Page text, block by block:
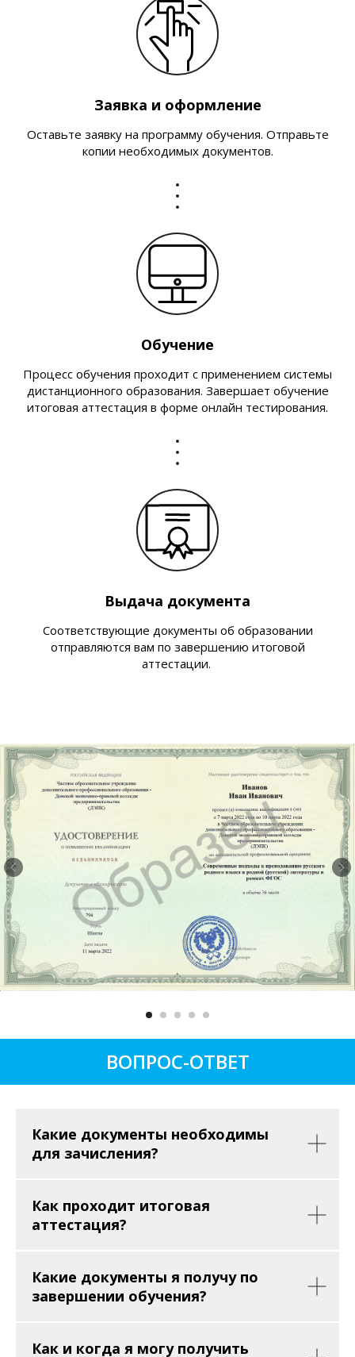
Заявка и оформление
Оставьте заявку на программу обучения. Отправьте
копии необходимых документов.
Обучение
Процесс обучения проходит с применением системы
дистанционного образования. Завершает обучение
итоговая аттестация в форме онлайн тестирования.
Выдача документа
Соответствующие документы об образовании
отправляются вам по завершению итоговой
аттестации.
ВОПРОС-ОТВЕТ
Какие документы необходимы
для зачисления?
Как проходит итоговая
аттестация?
Какие документы я получу по
завершении обучения?
Как и когда я могу получить